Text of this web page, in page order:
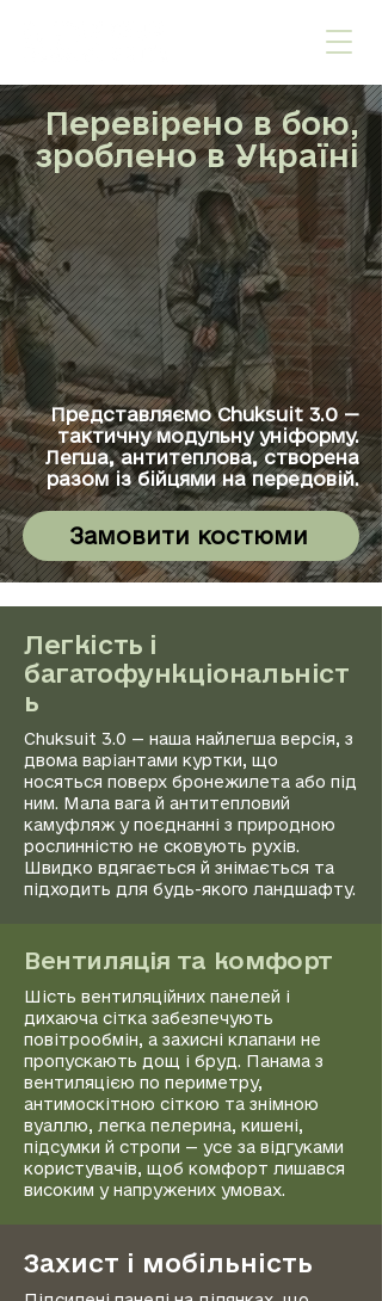
Перевірено в бою,
зроблено в Україні
Представляємо Chuksuit 3.0 —
тактичну модульну уніформу.
Легша, антитеплова, створена
разом із бійцями на передовій.
Замовити костюми
Легкість і
багатофункціональніст
ь
Chuksuit 3.0 — наша найлегша версія, з
двома варіантами куртки, що
носяться поверх бронежилета або під
ним. Мала вага й антитепловий
камуфляж у поєднанні з природною
рослинністю не сковують рухів.
Швидко вдягається й знімається та
підходить для будь-якого ландшафту.
Вентиляція та комфорт
Шість вентиляційних панелей і
дихаюча сітка забезпечують
повітрообмін, а захисні клапани не
пропускають дощ і бруд. Панама з
вентиляцією по периметру,
антимоскітною сіткою та знімною
вуаллю, легка пелерина, кишені,
підсумки й стропи — усе за відгуками
користувачів, щоб комфорт лишався
високим у напружених умовах.
Захист і мобільність